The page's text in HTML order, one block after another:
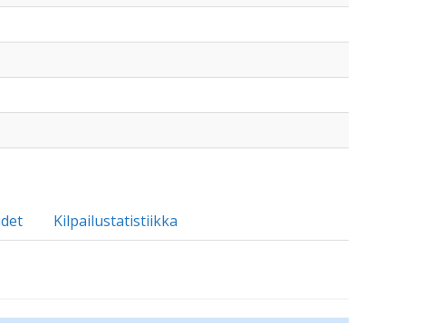
Kilpailustatistiikka